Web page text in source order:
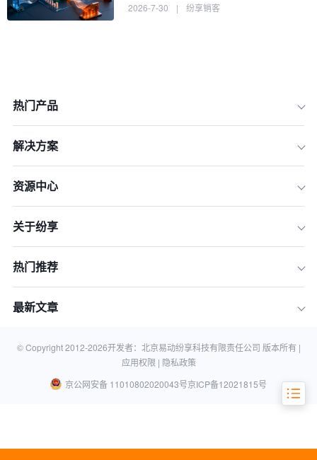
软件的优劣势
三步选型指南
六、 关于CRM软件的常见问题 (FAQ)
2026-7-30 | 纷享销客
热门产品
解决方案
资源中心
关于纷享
热门推荐
最新文章
© Copyright 2012-2026开发者：北京易动纷享科技有限责任公司 版本所有 |
应用权限 | 隐私政策
京公网安备 11010802020043号京ICP备12021815号